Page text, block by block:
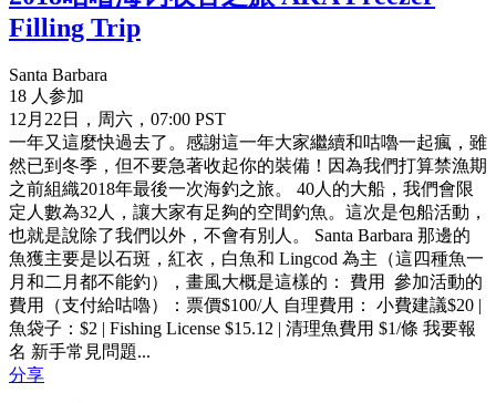
Filling Trip
Santa Barbara
18 人参加
12月22日，周六，07:00 PST
一年又這麼快過去了。感謝這一年大家繼續和咕嚕一起瘋，雖
然已到冬季，但不要急著收起你的裝備！因為我們打算禁漁期
之前組織2018年最後一次海釣之旅。 40人的大船，我們會限
定人數為32人，讓大家有足夠的空間釣魚。這次是包船活動，
也就是說除了我們以外，不會有別人。 Santa Barbara 那邊的
魚獲主要是以石斑，紅衣，白魚和 Lingcod 為主（這四種魚一
月和二月都不能釣），畫風大概是這樣的： 費用 參加活動的
費用（支付給咕嚕）：票價$100/人 自理費用： 小費建議$20 |
魚袋子：$2 | Fishing License $15.12 | 清理魚費用 $1/條 我要報
名 新手常見問題...
分享